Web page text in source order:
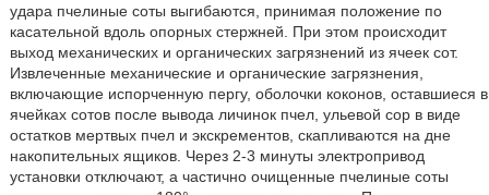
удара пчелиные соты выгибаются, принимая положение по
касательной вдоль опорных стержней. При этом происходит
выход механических и органических загрязнений из ячеек сот.
Извлеченные механические и органические загрязнения,
включающие испорченную пергу, оболочки коконов, оставшиеся в
ячейках сотов после вывода личинок пчел, ульевой сор в виде
остатков мертвых пчел и экскрементов, скапливаются на дне
накопительных ящиков. Через 2-3 минуты электропривод
установки отключают, а частично очищенные пчелиные соты